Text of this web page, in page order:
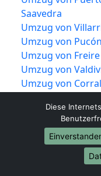
Saavedra
Umzug von
Umzug von
Umzug von
Umzug von
Umzug von
Umzug von Los
Umzug von
Umzug von
Umzug von
Umzug von
Diese